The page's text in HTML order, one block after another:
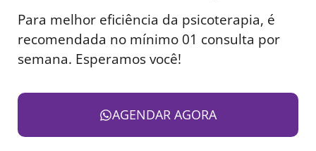
Para melhor eficiência da psicoterapia, é
recomendada no mínimo 01 consulta por
semana. Esperamos você!
AGENDAR AGORA